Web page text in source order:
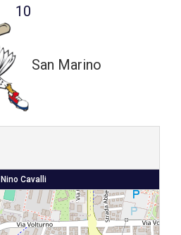
Shop
10
San Marino
Nino Cavalli